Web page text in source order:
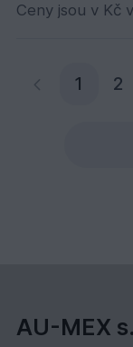
Ceny jsou v Kč
1 2
AU-MEX